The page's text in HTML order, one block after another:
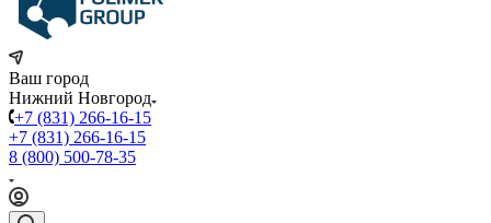
Ваш город
Нижний Новгород
+7 (831) 266-16-15
+7 (831) 266-16-15
8 (800) 500-78-35